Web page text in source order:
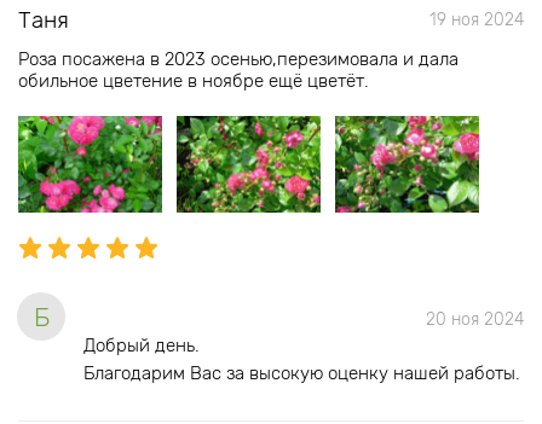
Таня 19 ноя 2024
Роза посажена в 2023 осенью,перезимовала и дала
обильное цветение в ноябре ещё цветёт.
Б 20 ноя 2024
Добрый день.
Благодарим Вас за высокую оценку нашей работы.